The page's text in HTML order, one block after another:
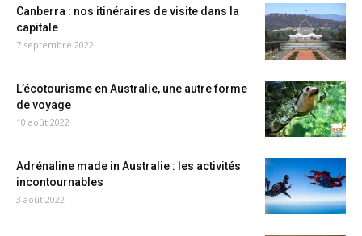
Canberra : nos itinéraires de visite dans la
capitale
7 septembre 2022
L’écotourisme en Australie, une autre forme
de voyage
10 août 2022
Adrénaline made in Australie : les activités
incontournables
3 août 2022